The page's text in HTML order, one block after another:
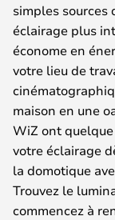
simples sources
éclairage plus
économe en
votre lieu de
maison en une
WiZ ont
votre éclairage
la domotique
Trouvez le
commencez à